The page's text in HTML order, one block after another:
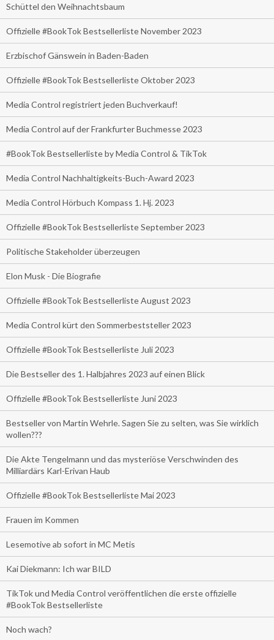
Schüttel den Weihnachtsbaum
Offizielle #BookTok Bestsellerliste November 2023
Erzbischof Gänswein in Baden-Baden
Offizielle #BookTok Bestsellerliste Oktober 2023
Media Control registriert jeden Buchverkauf!
Media Control auf der Frankfurter Buchmesse 2023
#BookTok Bestsellerliste by Media Control & TikTok
Media Control Nachhaltigkeits-Buch-Award 2023
Media Control Hörbuch Kompass 1. Hj. 2023
Offizielle #BookTok Bestsellerliste September 2023
Politische Stakeholder überzeugen
Elon Musk - Die Biografie
Offizielle #BookTok Bestsellerliste August 2023
Media Control kürt den Sommerbeststeller 2023
Offizielle #BookTok Bestsellerliste Juli 2023
Die Bestseller des 1. Halbjahres 2023 auf einen Blick
Offizielle #BookTok Bestsellerliste Juni 2023
Bestseller von Martin Wehrle. Sagen Sie zu selten, was Sie wirklich
wollen???
Die Akte Tengelmann und das mysteriöse Verschwinden des
Milliardärs Karl-Erivan Haub
Offizielle #BookTok Bestsellerliste Mai 2023
Frauen im Kommen
Lesemotive ab sofort in MC Metis
Kai Diekmann: Ich war BILD
TikTok und Media Control veröffentlichen die erste offizielle
#BookTok Bestsellerliste
Noch wach?